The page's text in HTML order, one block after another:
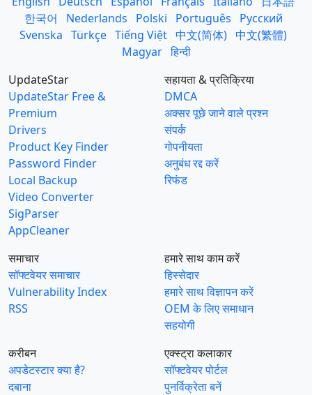
한국어
Nederlands Polski Português
Русский
Svenska Türkçe Tiếng Việt 中文(简体) 中文(繁體)
Magyar हिन्दी
UpdateStar
UpdateStar Free &
Premium
Drivers
Product Key Finder
Password Finder
Local Backup
Video Converter
SigParser
AppCleaner
सहायता & प्रतिक्रिया
DMCA
अक्सर पूछे जाने वाले प्रश्न
संपर्क
गोपनीयता
अनुबंध रद्द करें
रिफंड
समाचार
सॉफ्टवेयर समाचार
Vulnerability Index
RSS
हमारे साथ काम करें
हिस्सेदार
हमारे साथ विज्ञापन करें
OEM के लिए समाधान
सहयोगी
करीबन
अपडेटस्टार क्या है?
दबाना
एक्स्ट्रा कलाकार
सॉफ्टवेयर पोर्टल
पुनर्विक्रेता बनें